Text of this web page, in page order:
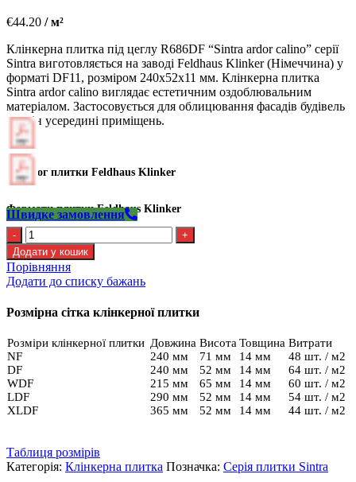
€44.20 / м²
Клінкерна плитка під цеглу R686DF “Sintra ardor calino” серії
Sintra виготовляється на заводі Feldhaus Klinker (Німеччина) у
форматі DF11, розміром 240х52х11 мм. Клінкерна плитка
Sintra ardor calino виглядає естетичним оздоблювальним
матеріалом. Застосовується для облицювання фасадів будівель
та стін усередині приміщень.
Каталог плитки Feldhaus Klinker
Формати плитки Feldhaus Klinker
Швидке замовлення
Kлінкерна
плитка
Feldhaus
R
686
DF11
кількість
Додати у кошик
Порівняння
Додати до списку бажань
Розмірна сітка клінкерної плитки
Розміри клінкерної плитки Довжина ВисотаТовщина Витрати
NF
240 мм 71 мм 14 мм
48 шт. / м2
DF
240 мм 52 мм 14 мм
64 шт. / м2
WDF
215 мм 65 мм 14 мм
60 шт. / м2
LDF
290 мм 52 мм 14 мм
54 шт. / м2
XLDF
365 мм 52 мм 14 мм 44 шт. / м2
Таблиця розмірів
Категорія: Клінкерна плитка Позначка: Cерія плитки Sintra